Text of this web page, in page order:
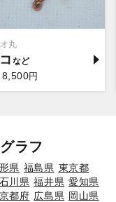
丸
8,500円
ラフ
県 福島県 東京都
石川県 福井県 愛知県
京都府 広島県 岡山県